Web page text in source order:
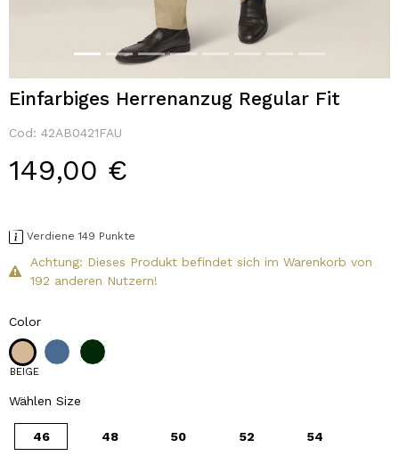
Einfarbiges Herrenanzug Regular Fit
Cod: 42AB0421FAU
149,00 €
Verdiene 149 Punkte
Achtung: Dieses Produkt befindet sich im Warenkorb von
192 anderen Nutzern!
Color
BEIGE
Wählen Size
46 48 50 52 54